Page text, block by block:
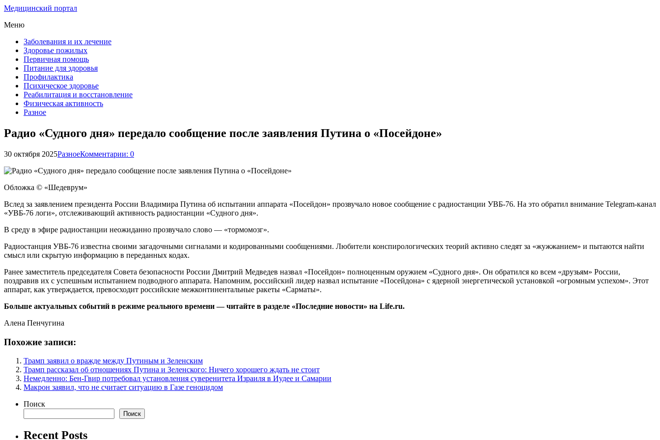
Медицинский портал
Меню
Заболевания и их лечение
Здоровье пожилых
Первичная помощь
Питание для здоровья
Профилактика
Психическое здоровье
Реабилитация и восстановление
Физическая активность
Разное
Радио «Судного дня» передало сообщение после заявления Путина о «Посейдоне»
30 октября 2025РазноеКомментарии: 0
Обложка © «Шедеврум»
Вслед за заявлением президента России Владимира Путина об испытании аппарата «Посейдон» прозвучало новое сообщение с радиостанции УВБ-76. На это обратил внимание Telegram-канал
«УВБ-76 логи», отслеживающий активность радиостанции «Судного дня».
В среду в эфире радиостанции неожиданно прозвучало слово — «тормомозг».
Радиостанция УВБ-76 известна своими загадочными сигналами и кодированными сообщениями. Любители конспирологических теорий активно следят за «жужжанием» и пытаются найти
смысл или скрытую информацию в переданных кодах.
Ранее заместитель председателя Совета безопасности России Дмитрий Медведев назвал «Посейдон» полноценным оружием «Судного дня». Он обратился ко всем «друзьям» России,
поздравив их с успешным испытанием подводного аппарата. Напомним, российский лидер назвал испытание «Посейдона» с ядерной энергетической установкой «огромным успехом». Этот
аппарат, как утверждается, превосходит российские межконтинентальные ракеты «Сарматы».
Больше актуальных событий в режиме реального времени — читайте в разделе «Последние новости» на Life.ru.
Алена Пенчугина
Похожие записи:
Трамп заявил о вражде между Путиным и Зеленским
Трамп рассказал об отношениях Путина и Зеленского: Ничего хорошего ждать не стоит
Немедленно: Бен-Гвир потребовал установления суверенитета Израиля в Иудее и Самарии
Макрон заявил, что не считает ситуацию в Газе геноцидом
Поиск
Поиск
Recent Posts